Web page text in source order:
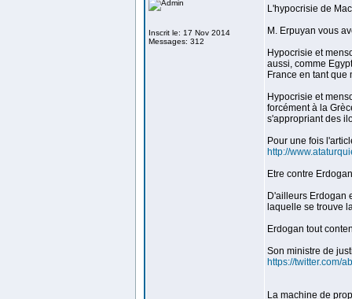
Inscrit le: 17 Nov 2014
Messages: 312
L'hypocrisie de
M. Erpuyan vous
Hypocrisie et
aussi, comme
France en tant
Hypocrisie et
forcément à la
s'appropriant des
Pour une fois
http://
Etre contre
D'ailleurs Erdogan
laquelle se trouve
Erdogan tout
Son ministre de
https://twitter.com/
La machine de